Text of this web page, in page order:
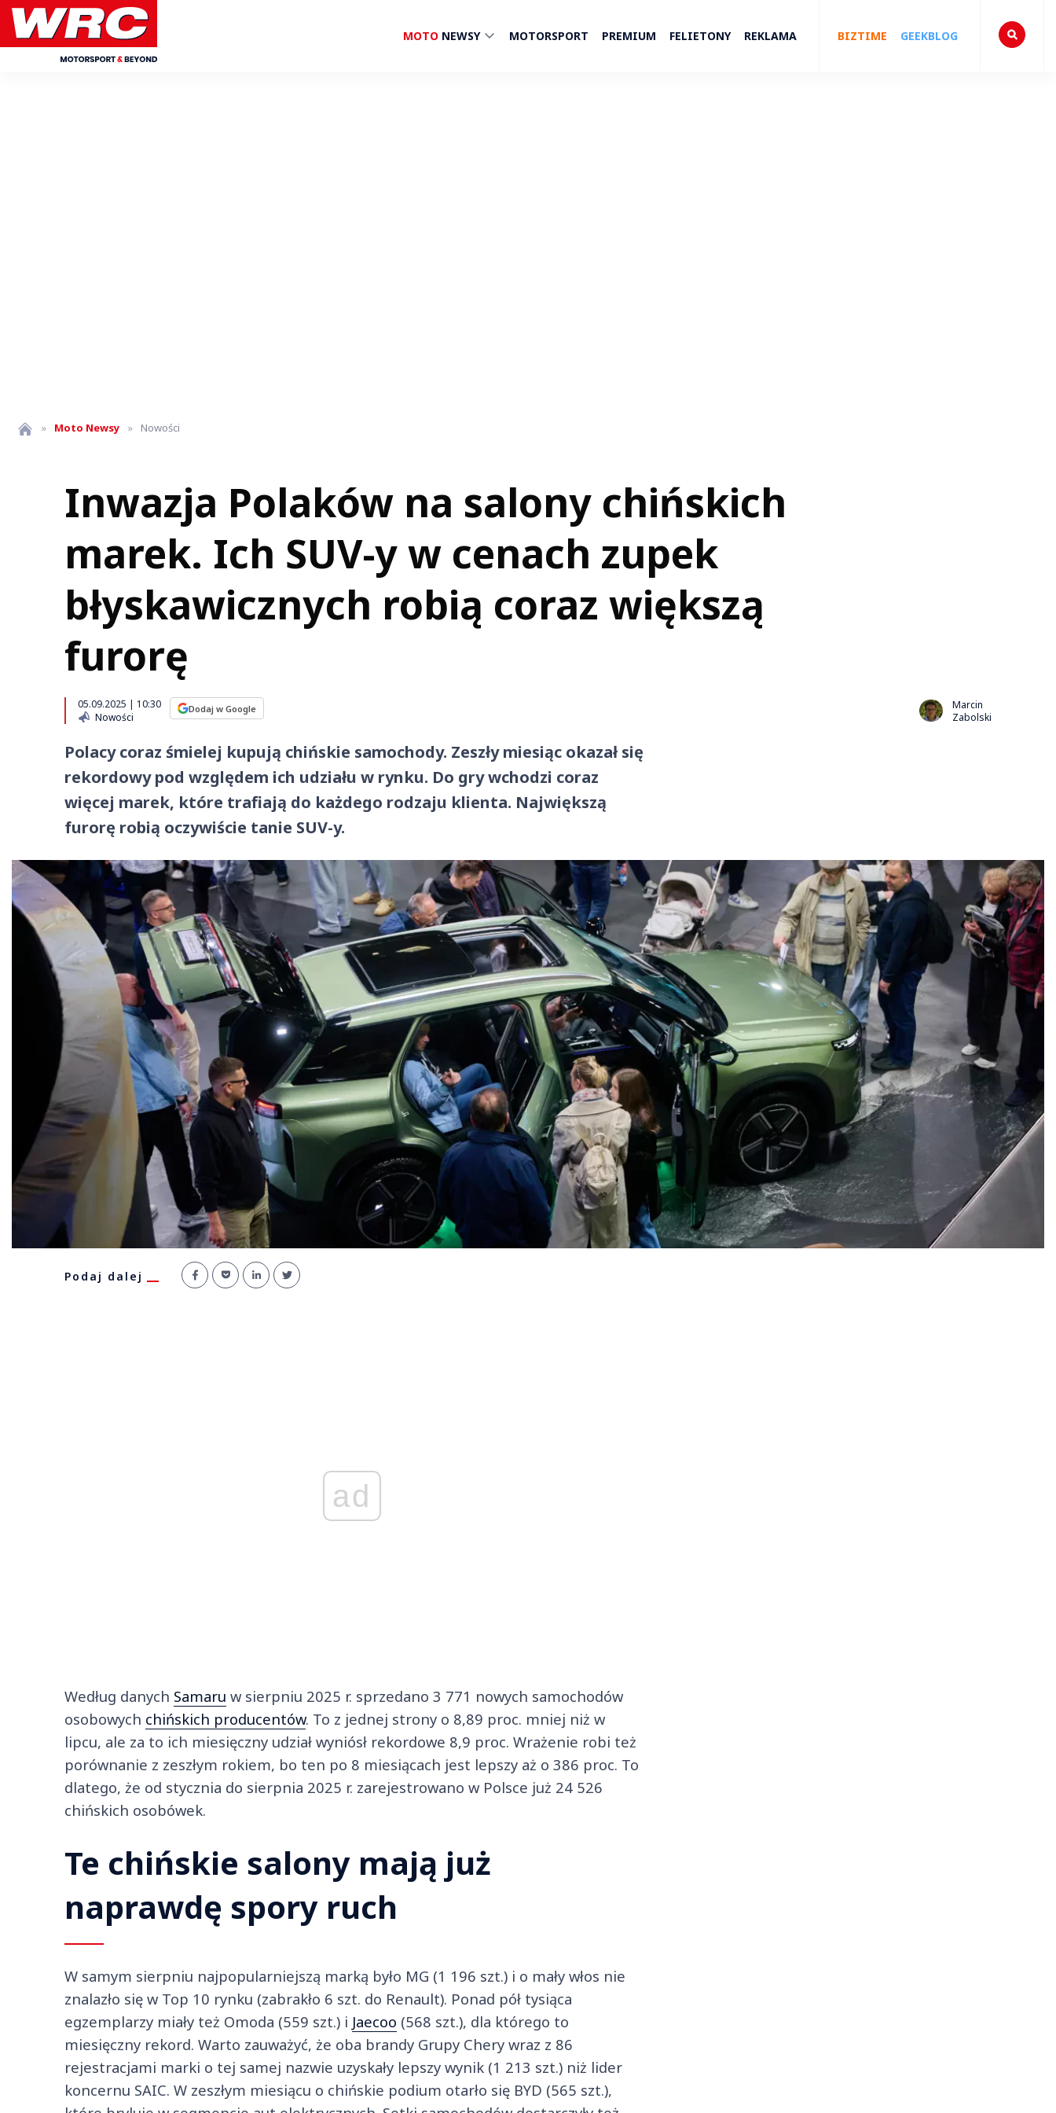
MOTO NEWSY MOTORSPORT PREMIUM FELIETONY REKLAMA BIZTIME GEEKBLOG
» Moto Newsy » Nowości
Inwazja Polaków na salony chińskich
marek. Ich SUV-y w cenach zupek
błyskawicznych robią coraz większą
furorę
05.09.2025 | 10:30
Nowości
Dodaj w Google
Marcin
Zabolski
Polacy coraz śmielej kupują chińskie samochody. Zeszły miesiąc okazał się
rekordowy pod względem ich udziału w rynku. Do gry wchodzi coraz
więcej marek, które trafiają do każdego rodzaju klienta. Największą
furorę robią oczywiście tanie SUV-y.
Podaj dalej
ad
Według danych Samaru w sierpniu 2025 r. sprzedano 3 771 nowych samochodów
osobowych chińskich producentów. To z jednej strony o 8,89 proc. mniej niż w
lipcu, ale za to ich miesięczny udział wyniósł rekordowe 8,9 proc. Wrażenie robi też
porównanie z zeszłym rokiem, bo ten po 8 miesiącach jest lepszy aż o 386 proc. To
dlatego, że od stycznia do sierpnia 2025 r. zarejestrowano w Polsce już 24 526
chińskich osobówek.
Te chińskie salony mają już
naprawdę spory ruch
W samym sierpniu najpopularniejszą marką było MG (1 196 szt.) i o mały włos nie
znalazło się w Top 10 rynku (zabrakło 6 szt. do Renault). Ponad pół tysiąca
egzemplarzy miały też Omoda (559 szt.) i Jaecoo (568 szt.), dla którego to
miesięczny rekord. Warto zauważyć, że oba brandy Grupy Chery wraz z 86
rejestracjami marki o tej samej nazwie uzyskały lepszy wynik (1 213 szt.) niż lider
koncernu SAIC. W zeszłym miesiącu o chińskie podium otarło się BYD (565 szt.),